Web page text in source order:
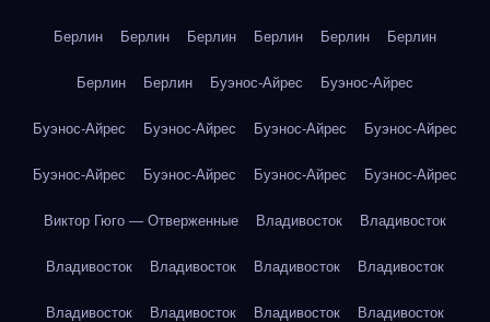
Берлин Берлин Берлин Берлин Берлин Берлин
Берлин Берлин Буэнос-Айрес Буэнос-Айрес
Буэнос-Айрес Буэнос-Айрес Буэнос-Айрес Буэнос-Айрес
Буэнос-Айрес Буэнос-Айрес Буэнос-Айрес Буэнос-Айрес
Виктор Гюго — Отверженные Владивосток Владивосток
Владивосток Владивосток Владивосток Владивосток
Владивосток Владивосток Владивосток Владивосток